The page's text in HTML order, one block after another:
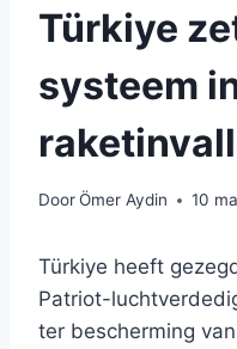
Türkiye
systeem
DoorÖmer Aydin 10
Türkiye heeft
Patriot-
ter bescherming